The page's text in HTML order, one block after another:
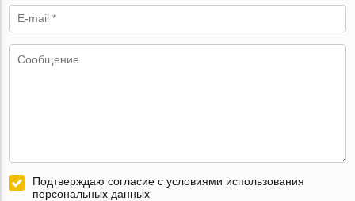
Подтверждаю согласие с условиями использования
персональных данных